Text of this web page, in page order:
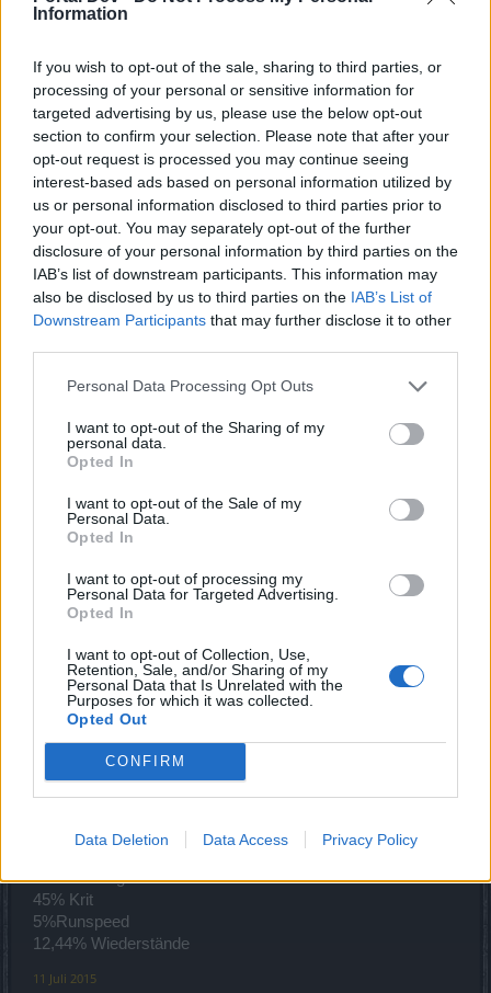
Information
If you wish to opt-out of the sale, sharing to third parties, or
processing of your personal or sensitive information for
targeted advertising by us, please use the below opt-out
section to confirm your selection. Please note that after your
opt-out request is processed you may continue seeing
interest-based ads based on personal information utilized by
us or personal information disclosed to third parties prior to
your opt-out. You may separately opt-out of the further
disclosure of your personal information by third parties on the
IAB’s list of downstream participants. This information may
also be disclosed by us to third parties on the IAB’s List of
Downstream Participants that may further disclose it to other
Personal Data Processing Opt Outs
I want to opt-out of the Sharing of my
personal data.
Opted In
I want to opt-out of the Sale of my
Personal Data.
Opted In
I want to opt-out of processing my
Personal Data for Targeted Advertising.
Opted In
I want to opt-out of Collection, Use,
Retention, Sale, and/or Sharing of my
Personal Data that Is Unrelated with the
Purposes for which it was collected.
Opted Out
CONFIRM
Data Deletion Data Access Privacy Policy
Ich bekomm immer nen halben Herzinfakt
11 Juli 2015
Goodfruit
Lebende Forenlegende
Zitat von Shadowplay_DS:↑
Ich bekomm immer nen halben Herzinfakt
solange dit nur n halber isch.. ist doch juut.. nen Ganzen
wärs schlecht! .. mit wem würde ich denn sonst schreiben
können!
DD Nein Spaß!
TimeOÚTgefällt dies.
Shadowplay_DS
Admiral des Forums
50%Rüstung
45% Krit
5%Runspeed
12,44% Wiederstände
11 Juli 2015